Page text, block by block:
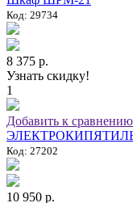
Код: 29734
8 375 р.
Узнать скидку!
1
Добавить к сравнению
Код: 27202
10 950 р.